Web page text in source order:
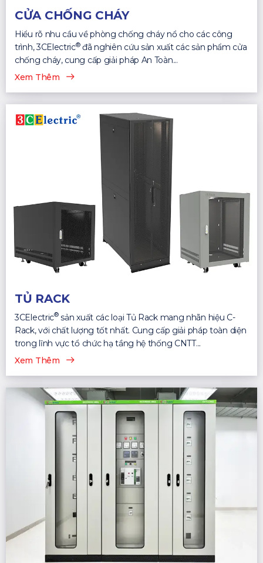
CỬA CHỐNG CHÁY
Hiểu rõ nhu cầu về phòng chống cháy nổ cho các công
trình, 3CElectric®đã nghiên cứu sản xuất các sản phẩm cửa
chống cháy, cung cấp giải pháp An Toàn...
Xem Thêm
TỦ RACK
3CElectric®sản xuất các loại Tủ Rack mang nhãn hiệu C-
Rack, với chất lượng tốt nhất. Cung cấp giải pháp toàn diện
trong lĩnh vực tổ chức hạ tầng hệ thống CNTT...
Xem Thêm